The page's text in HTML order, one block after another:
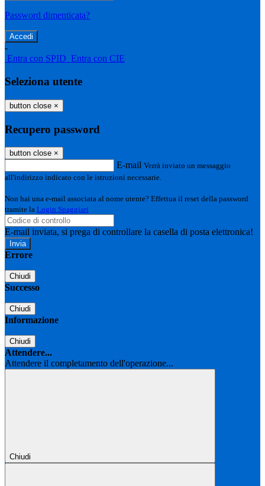
Password dimenticata?
-
Entra con SPID Entra con CIE
Seleziona utente
button close ×
Recupero password
button close ×
E-mail Verrà inviato un messaggio
all'indirizzo indicato con le istruzioni necessarie.
Non hai una e-mail associata al nome utente? Effettua il reset della password
tramite la Login Spaggiari
E-mail inviata, si prega di controllare la casella di posta elettronica!
Errore
Chiudi
Successo
Chiudi
Informazione
Chiudi
Attendere...
Attendere il completamento dell'operazione...
Chiudi